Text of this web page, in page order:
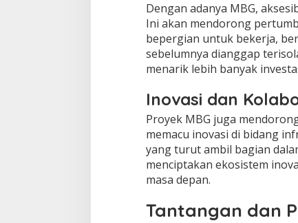
Dengan adanya MBG,
Ini akan mendorong
bepergian untuk bekerja,
sebelumnya dianggap
menarik lebih banyak
Inovasi dan
Proyek MBG juga
memacu inovasi di bidang
yang turut ambil bagian
menciptakan ekosistem
masa depan.
Tantangan dan